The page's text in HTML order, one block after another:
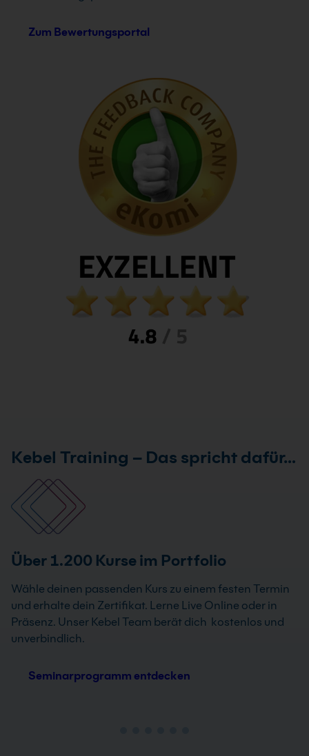
Zum Bewertungsportal
Kebel Training – Das spricht dafür…
Über 1.200 Kurse im Portfolio
Wähle deinen passenden Kurs zu einem festen Termin
und erhalte dein Zertifikat. Lerne Live Online oder in
Präsenz. Unser Kebel Team berät dich kostenlos und
unverbindlich.
Seminarprogramm entdecken